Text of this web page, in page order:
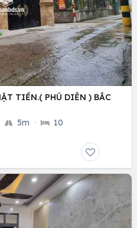
TIỀN.( PHÚ DIỄN ) BẮC
5m · 10